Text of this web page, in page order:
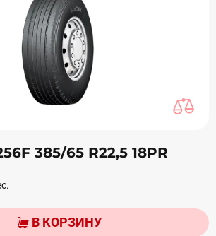
385/65 R22,5 18PR
В КОРЗИНУ